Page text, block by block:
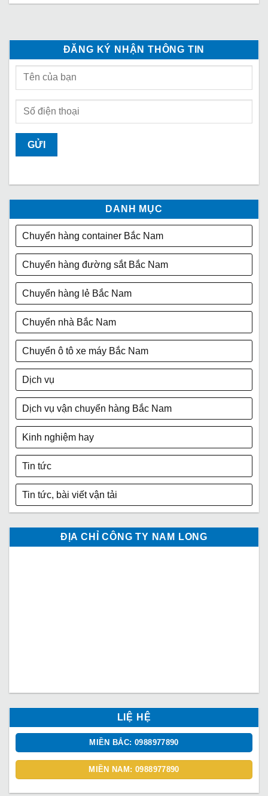
ĐĂNG KÝ NHẬN THÔNG TIN
DANH MỤC
Chuyển hàng container Bắc Nam
Chuyển hàng đường sắt Bắc Nam
Chuyển hàng lẻ Bắc Nam
Chuyển nhà Bắc Nam
Chuyển ô tô xe máy Bắc Nam
Dịch vụ
Dịch vụ vận chuyển hàng Bắc Nam
Kinh nghiệm hay
Tin tức
Tin tức, bài viết vận tải
ĐỊA CHỈ CÔNG TY NAM LONG
LIỆ HỆ
MIỀN BẮC: 0988977890
MIỀN NAM: 0988977890